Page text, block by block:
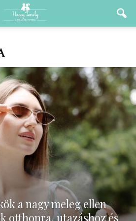
a nagy meleg ellen –
otthonra, utazáshoz és